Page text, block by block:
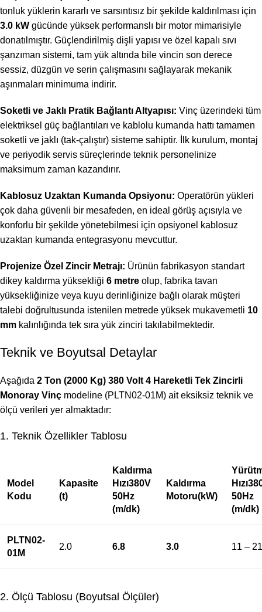
tonluk yüklerin kararlı ve sarsıntısız bir şekilde kaldırılması için
3.0 kW gücünde yüksek performanslı bir motor mimarisiyle
donatılmıştır. Güçlendirilmiş dişli yapısı ve özel kapalı sıvı
şanzıman sistemi, tam yük altında bile vincin son derece
sessiz, düzgün ve serin çalışmasını sağlayarak mekanik
aşınmaları minimuma indirir.
Soketli ve Jaklı Pratik Bağlantı Altyapısı: Vinç üzerindeki tüm
elektriksel güç bağlantıları ve kablolu kumanda hattı tamamen
soketli ve jaklı (tak-çalıştır) sisteme sahiptir. İlk kurulum, montaj
ve periyodik servis süreçlerinde teknik personelinize
maksimum zaman kazandırır.
Kablosuz Uzaktan Kumanda Opsiyonu: Operatörün yükleri
çok daha güvenli bir mesafeden, en ideal görüş açısıyla ve
konforlu bir şekilde yönetebilmesi için opsiyonel kablosuz
uzaktan kumanda entegrasyonu mevcuttur.
Projenize Özel Zincir Metrajı: Ürünün fabrikasyon standart
dikey kaldırma yüksekliği 6 metre olup, fabrika tavan
yüksekliğinize veya kuyu derinliğinize bağlı olarak müşteri
talebi doğrultusunda istenilen metrede yüksek mukavemetli 10
mm kalınlığında tek sıra yük zinciri takılabilmektedir.
Teknik ve Boyutsal Detaylar
Aşağıda 2 Ton (2000 Kg) 380 Volt 4 Hareketli Tek Zincirli
Monoray Vinç modeline (PLTN02-01M) ait eksiksiz teknik ve
ölçü verileri yer almaktadır:
1. Teknik Özellikler Tablosu
Model
Kodu
Kapasite
(t)
Kaldırma
Hızı380V
50Hz
(m/dk)
Kaldırma
Motoru(kW)
50Hz
(m/dk)
PLTN02-
01M
2.0 6.8 3.0 11 – 21
2. Ölçü Tablosu (Boyutsal Ölçüler)